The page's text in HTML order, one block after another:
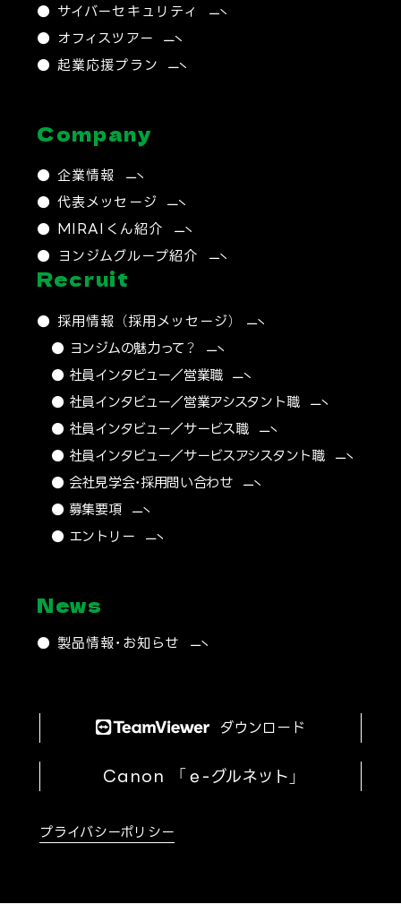
● サイバーセキュリティ​
● オフィスツアー
● 起業応援プラン
Company
● 企業情報
● 代表メッセージ
● MIRAIくん紹介
● ヨンジムグループ紹介
Recruit
● 採用情報 （採用メッセージ）
● ヨンジムの魅力って？
● 社員インタビュー／営業職
● 社員インタビュー／営業アシスタント職
● 社員インタビュー／サービス職
● 社員インタビュー／サービスアシスタント職
● 会社見学会・採用問い合わせ
● 募集要項
● エントリー
News
● 製品情報・お知らせ
ダウンロード
Canon 「ｅ-グルネット」
プライバシーポリシー